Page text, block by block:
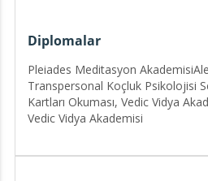
Benim amacım, sizinle samimi,
kurarak, kendinize olan güveninizi
yeni bir bakış açısı kazandırmak.
– ister meleklerden gelen
enerjilerin rehberliği – size destek
Diplomalar
Pleiades Meditasyon
Transpersonal Koçluk Psikolojisi
Kartları Okuması, Vedic Vidya
Vedic Vidya Akademisi